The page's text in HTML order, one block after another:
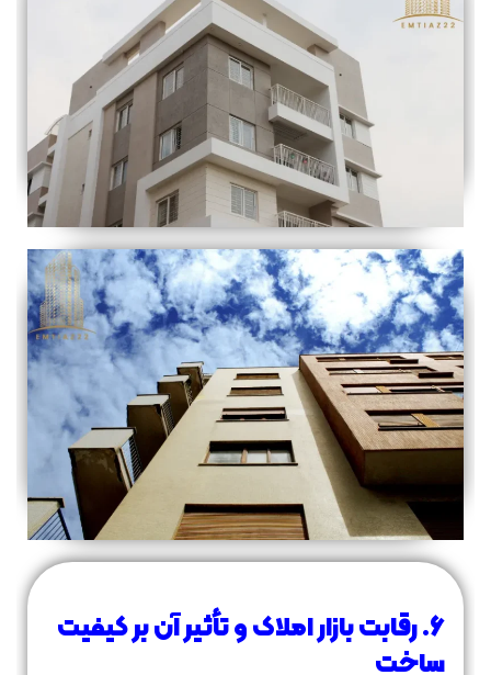
۶. رقابت بازار املاک و تأثیر آن بر کیفیت
ساخت